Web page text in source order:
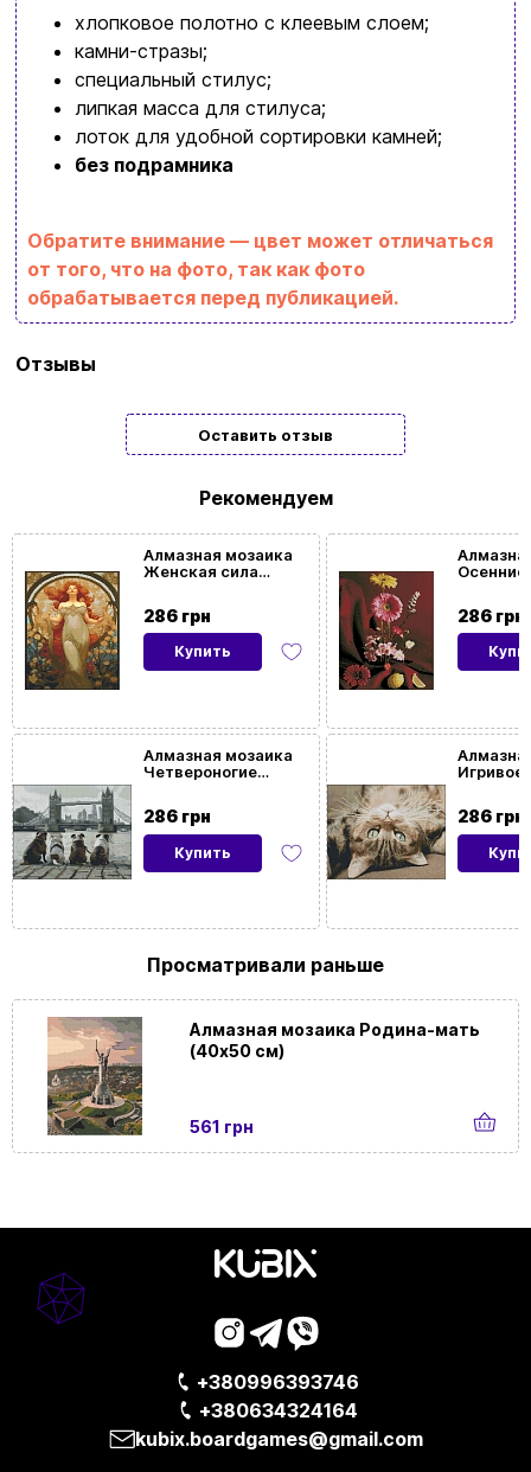
хлопковое полотно с клеевым слоем;
камни-стразы;
специальный стилус;
липкая масса для стилуса;
лоток для удобной сортировки камней;
без подрамника
Обратите внимание — цвет может отличаться
от того, что на фото, так как фото
обрабатывается перед публикацией.
Размер
картины
40x50
Ориентация
картины
Вертикальная
Отзывы
Оставить отзыв
Рекомендуем
286 грн
Алмазная мозаика
Женская сила
Купить
286 грн
Алмазная мозаика
Четвероногие
Купить
286 грн
Осенние
286 грн
Игривое
Просматривали раньше
Алмазная мозаика Родина-мать
(40х50 см)
561 грн
+380996393746
+380634324164
kubix.boardgames@gmail.com
Контакты
+380996393746
+380634324164
kubix.boardgames@gmail.com
Язык сайта:
UAㅤ RU
вы обязательно найдете что-нибудь
интересное